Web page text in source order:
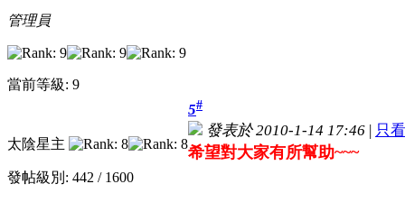
管理員
當前等級: 9
太陰星主
發帖級別: 442 / 1600
5#
發表於 2010-1-14 17:46 | 只
希望對大家有所幫助~~~